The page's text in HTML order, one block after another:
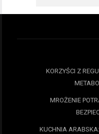
KORZYŚCI Z
MROŻENIE
KUCHNIA